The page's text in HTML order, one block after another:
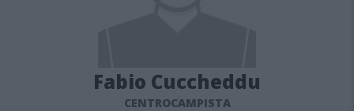
Fabio Cuccheddu
CENTROCAMPISTA